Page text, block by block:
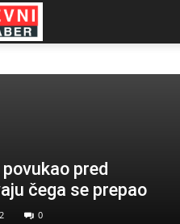
pred
čega se prepao
0